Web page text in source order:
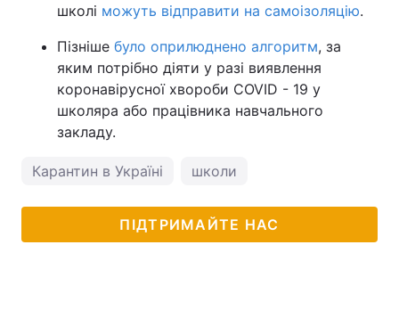
школі можуть відправити на самоізоляцію.
Пізніше було оприлюднено алгоритм, за
яким потрібно діяти у разі виявлення
коронавірусної хвороби COVID - 19 у
школяра або працівника навчального
закладу.
Карантин в Україні школи
ПІДТРИМАЙТЕ НАС